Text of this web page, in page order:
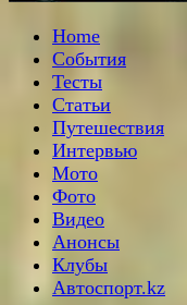
Home
События
Тесты
Статьи
Путешествия
Интервью
Мото
Фото
Видео
Анонсы
Клубы
Автоспорт.kz